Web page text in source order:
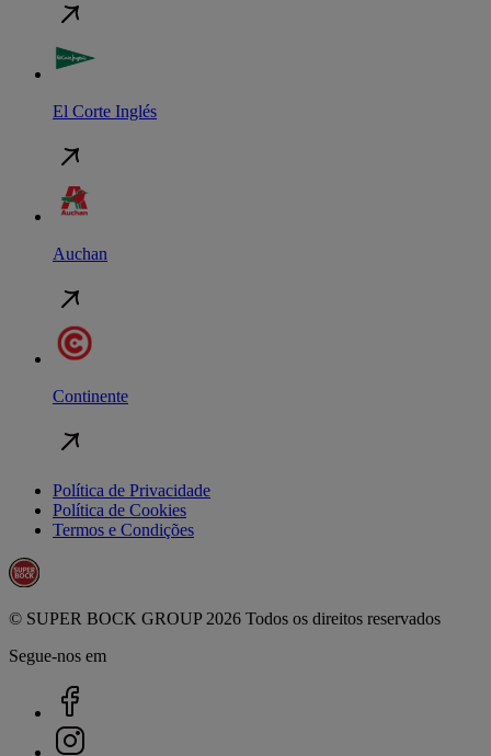
El Corte Inglés
Auchan
Continente
Política de Privacidade
Política de Cookies
Termos e Condições
© SUPER BOCK GROUP 2026 Todos os direitos reservados
Segue-nos em